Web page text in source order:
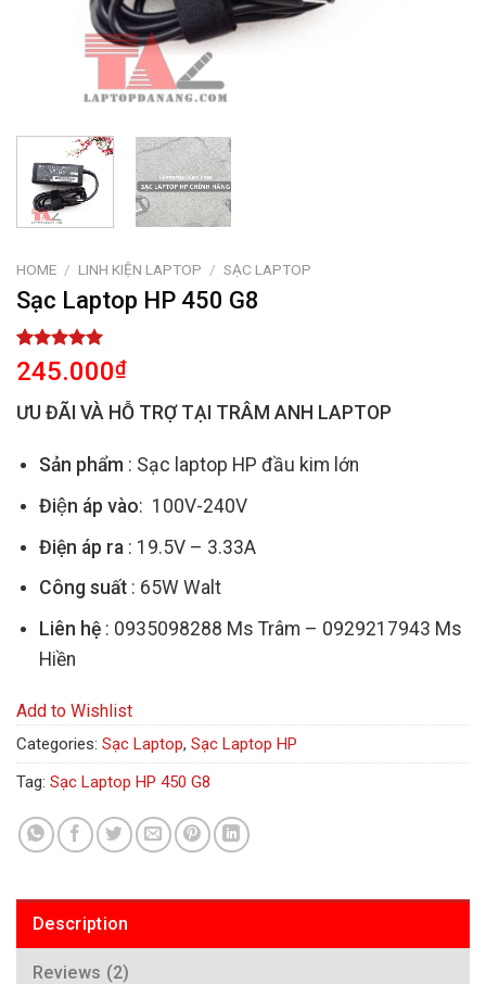
HOME / LINH KIỆN LAPTOP / SẠC LAPTOP
Sạc Laptop HP 450 G8
Rated 5.00
out of 5
based on
2
customer
245.000₫
ƯU ĐÃI VÀ HỖ TRỢ TẠI TRÂM ANH LAPTOP
Sản phẩm : Sạc laptop HP đầu kim lớn
Điện áp vào: 100V-240V
Điện áp ra: 19.5V – 3.33A
Công suất: 65W Walt
Liên hệ: 0935098288 Ms Trâm – 0929217943 Ms
Hiền
Add to Wishlist
Categories: Sạc Laptop, Sạc Laptop HP
Tag: Sạc Laptop HP 450 G8
Description
Reviews (2)